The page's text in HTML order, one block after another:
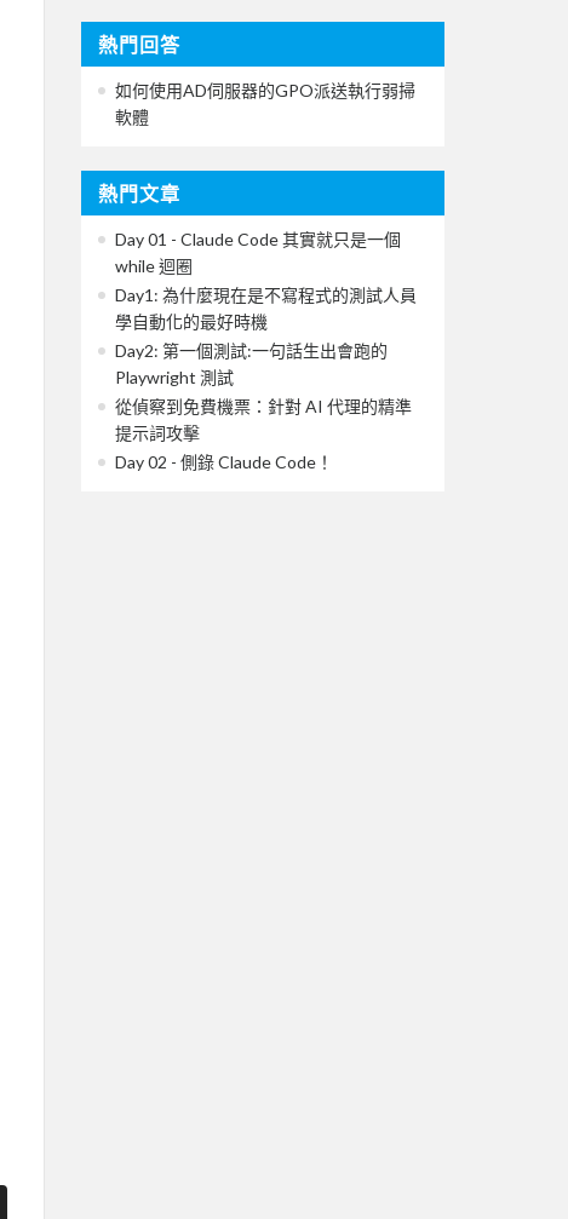
熱門回答
如何使用AD伺服器的GPO派送執行弱掃
軟體
熱門文章
Day 01 - Claude Code 其實就只是一個
while 迴圈
Day1: 為什麼現在是不寫程式的測試人員
學自動化的最好時機
Day2: 第一個測試:一句話生出會跑的
Playwright 測試
從偵察到免費機票：針對 AI 代理的精準
提示詞攻擊
Day 02 - 側錄 Claude Code！